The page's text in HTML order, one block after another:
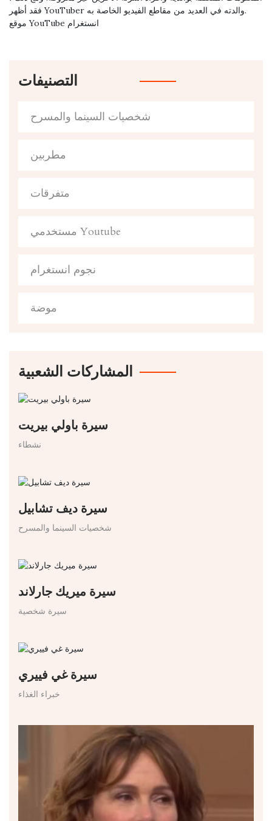
فقد أظهر YouTuber والدته في العديد من مقاطع الفيديو الخاصة به.
موقع YouTube انستغرام
التصنيفات
شخصيات السينما والمسرح
مطربين
متفرقات
مستخدمي Youtube
نجوم انستغرام
موضة
المشاركات الشعبية
سيرة باولي بيريت
نشطاء
سيرة ديف تشابيل
شخصيات السينما والمسرح
سيرة ميريك جارلاند
سيرة شخصية
سيرة غي فييري
خبراء الغذاء